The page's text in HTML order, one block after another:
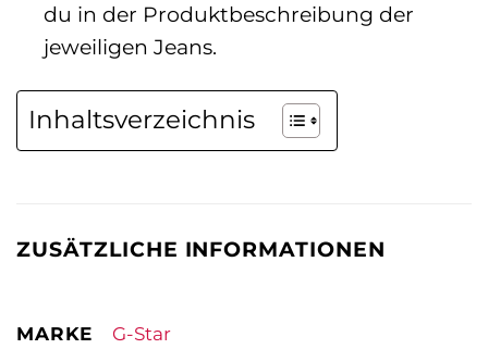
du in der Produktbeschreibung der
jeweiligen Jeans.
Inhaltsverzeichnis
ZUSÄTZLICHE INFORMATIONEN
MARKE G-Star